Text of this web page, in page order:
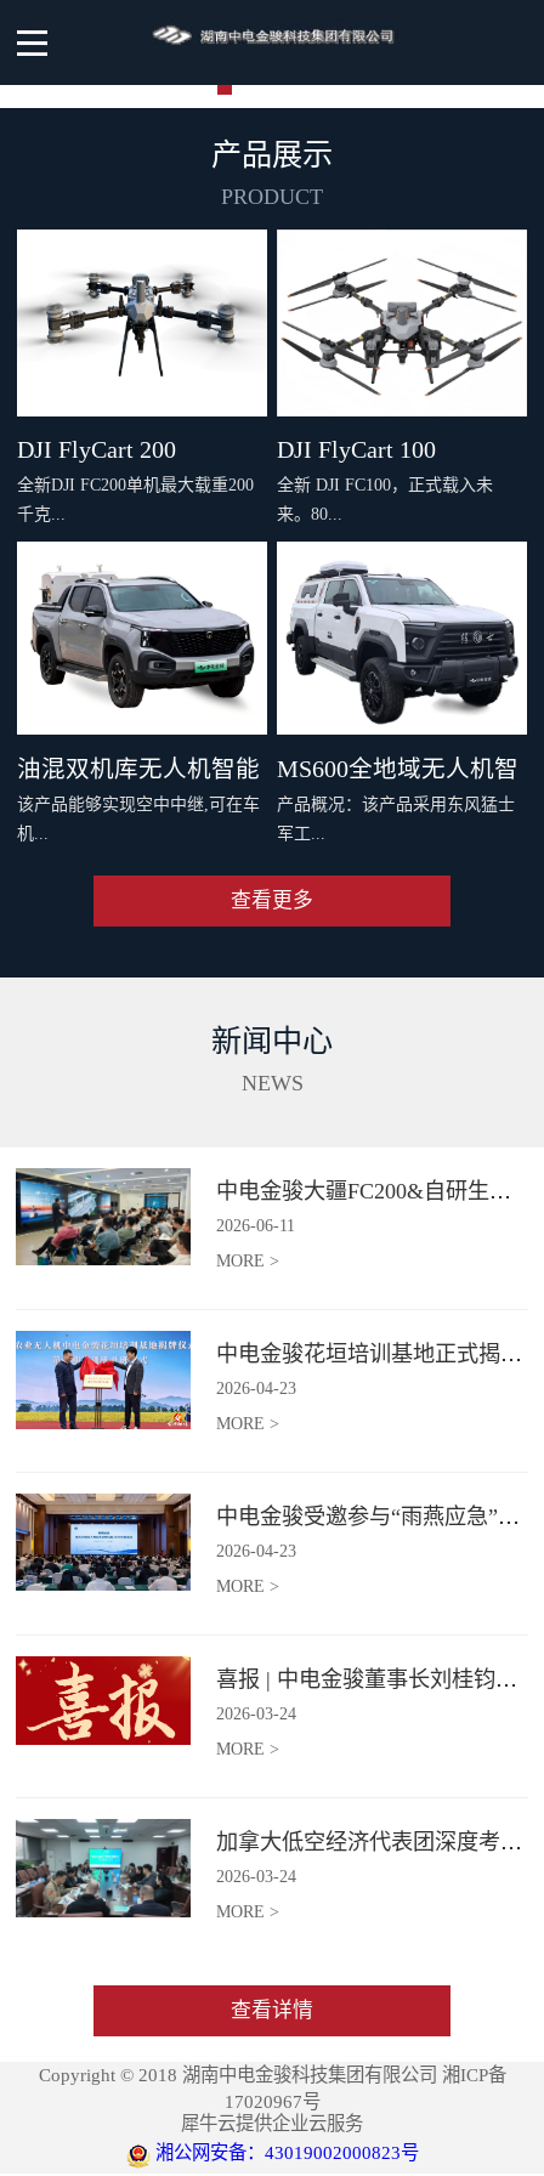
产品展示
PRODUCT
DJI FlyCart 200
全新DJI FC200单机最大载重200
千克...
，四机协同最大载重 600 千克。
支持双电和四电两种模式，还可
灵活选择旗舰空吊和 DL200 吊运
系统。支持40公里O4图传，远距
对复杂环境。双PSDK接口，支持
更多负载拓展。Delivery App、大
疆司运、全新大疆运服App，多
DJI FlyCart 100
全新 DJI FC100，正式载入未
来。80...
千克旗舰级载重，支持两种负载
系统，搭配丰富生态应用，重新
定义专业运载、突破更多场景界
限。智能安全系统与防护性能，
从容应对复杂场最全大候运输。
油混双机库无人机智能
巡检车（面议）
该产品能够实现空中中继,可在车
机...
机自动补能、无人机户外快速部
配出色的全地形通过能力,一举破
长、补能不便、作业范围受限、
站等场景提供高效巡检等服务。*
具体价格面议
MS600全地域无人机智
能巡检作业车（面议）
产品概况：该产品采用东风猛士
军工...
集成车载无人机巡检软硬件系
集、处理、分析及成果传输一体
5G+卫星双链路通讯功能，在全
与智能判。*具体价格面议
查看更多
新闻中心
NEWS
中电金骏大疆FC200&自研生态新品体验会圆满举办
2026-06-11
MORE >
中电金骏花垣培训基地正式揭牌 首期农业无人机培训班同步启动
2026-04-23
MORE >
中电金骏受邀参与“雨燕应急”2026年度会议 协同打造空中应急力量
2026-04-23
MORE >
喜报 | 中电金骏董事长刘桂钧获雷锋街道第四届“雷锋榜样”模范人物称号
2026-03-24
MORE >
加拿大低空经济代表团深度考察中电金骏
2026-03-24
MORE >
查看详情
Copyright © 2018 湖南中电金骏科技集团有限公司 湘ICP备
17020967号
犀牛云提供企业云服务
湘公网安备：43019002000823号